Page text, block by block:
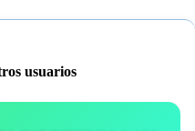
usuarios